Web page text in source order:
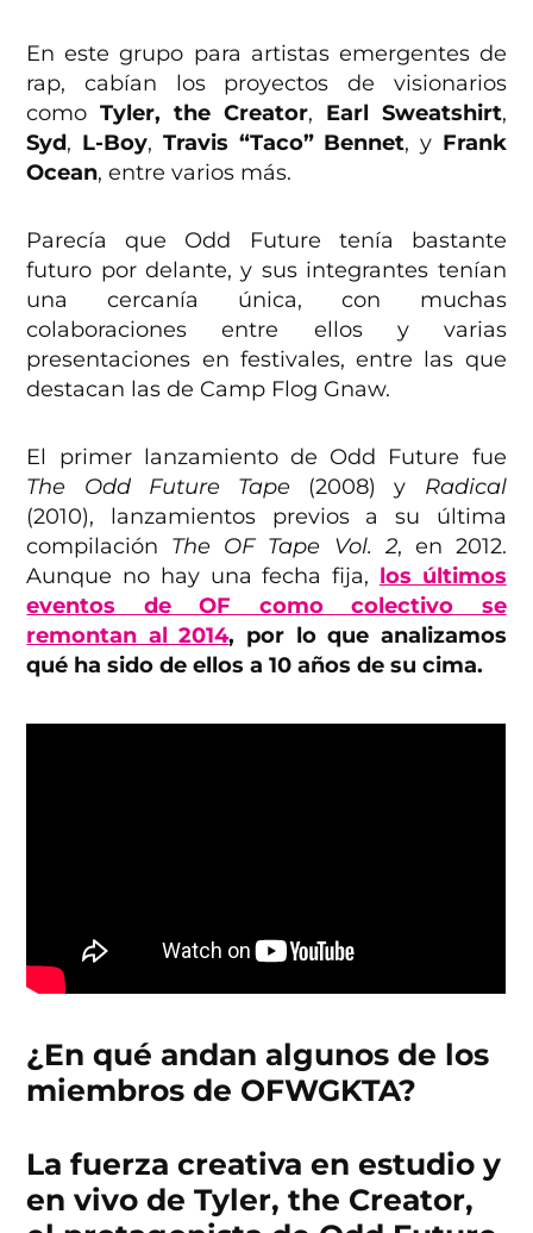
En este grupo para artistas emergentes de
rap, cabían los proyectos de visionarios
comoTyler, the Creator, Earl Sweatshirt,
Syd, L-Boy, Travis “Taco” Bennet, y Frank
Ocean, entre varios más.
Parecía que Odd Future tenía bastante
futuro por delante, y sus integrantes tenían
una cercanía única, con muchas
colaboraciones entre ellos y varias
presentaciones en festivales, entre las que
destacan las de Camp Flog Gnaw.
El primer lanzamiento de Odd Future fue
The Odd Future Tape (2008) y Radical
(2010), lanzamientos previos a su última
compilación The OF Tape Vol. 2, en 2012.
Aunque no hay una fecha fija, los últimos
eventos de OF como colectivo se
remontan al 2014, por lo que analizamos
qué ha sido de ellos a 10 años de su cima.
¿En qué andan algunos de los
miembros de OFWGKTA?
La fuerza creativa en estudio y
en vivo de Tyler, the Creator,